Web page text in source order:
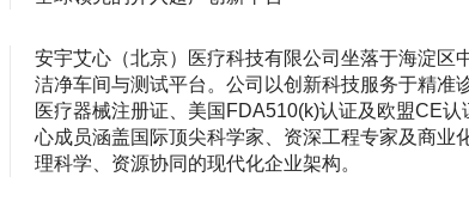
安宇艾心（北京）医疗科技有限公司坐落于海淀区
洁净车间与测试平台。公司以创新科技服务于精
医疗器械注册证、美国FDA510(k)认证及欧盟CE
心成员涵盖国际顶尖科学家、资深工程专家及商
理科学、资源协同的现代化企业架构。